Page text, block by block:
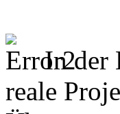
In der
reale